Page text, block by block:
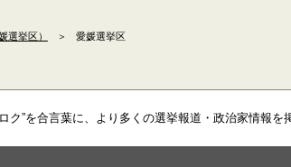
選挙区） ＞ 愛媛選挙区
ク”を合言葉に、より多くの選挙報道・政治家情報